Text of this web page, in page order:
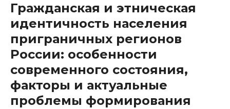
Гражданская и этническая
идентичность населения
приграничных регионов
России: особенности
современного состояния,
факторы и актуальные
проблемы формирования